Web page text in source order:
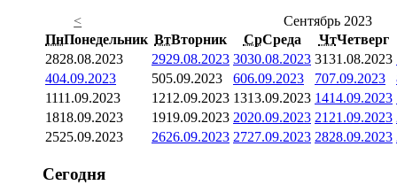
<
Сентябрь 2023
ПнПонедельник ВтВторник СрСреда ЧтЧетверг
2828.08.2023 2929.08.2023 3030.08.2023 3131.08.2023
404.09.2023 505.09.2023 606.09.2023 707.09.2023
1111.09.2023 1212.09.2023 1313.09.2023 1414.09.2023
1818.09.2023 1919.09.2023 2020.09.2023 21 21.09.2023
2525.09.2023 2626.09.2023 2727.09.2023 2828.09.2023
Сегодня